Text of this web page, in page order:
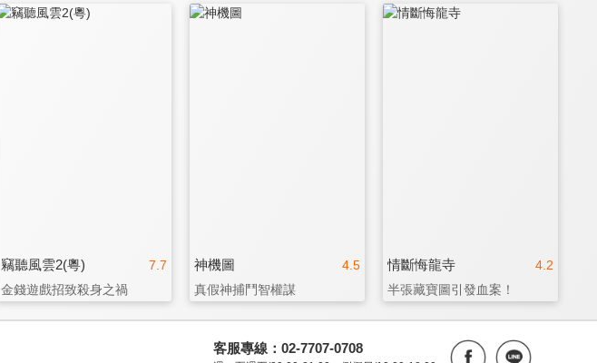
7.7
竊聽風雲2(粵)
金錢遊戲招致殺身之禍
4.5
神機圖
真假神捕鬥智權謀
4.2
情斷悔龍寺
半張藏寶圖引發血案！
客服專線：02-7707-0708